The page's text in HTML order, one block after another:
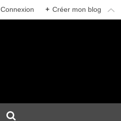
Connexion + Créer mon blog